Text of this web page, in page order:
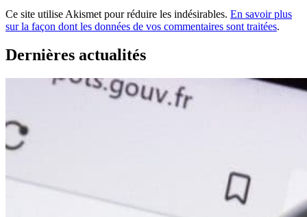
Ce site utilise Akismet pour réduire les indésirables. En savoir plus
sur la façon dont les données de vos commentaires sont traitées.
Dernières actualités